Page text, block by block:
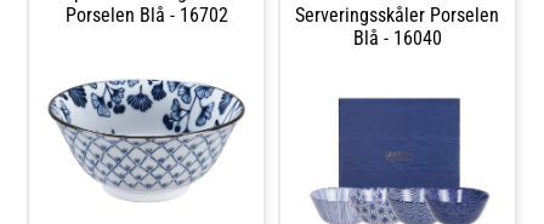
& Serveringsfat hos Royal Design.
kolleksjonen Nippon Blue.- 38 cl
Vedlikeholdsinstruksjoner for
kruset- Tåler oppvaskmaskin.-
Krus hos Royal Design.
Porselen Blå - 16702
Serveringsskåler Porselen
Blå - 16040